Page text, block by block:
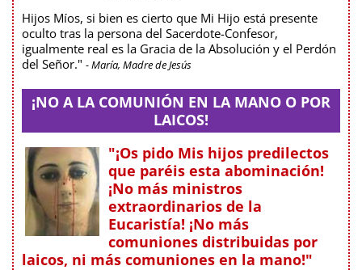
Hijos Míos, si bien es cierto que Mi Hijo está presente
oculto tras la persona del Sacerdote-Confesor,
igualmente real es la Gracia de la Absolución y el Perdón
del Señor." - María, Madre de Jesús
¡NO A LA COMUNIÓN EN LA MANO O POR
LAICOS!
"¡Os pido Mis hijos predilectos
que paréis esta abominación!
¡No más ministros
extraordinarios de la
Eucaristía! ¡No más
comuniones distribuidas por
laicos, ni más comuniones en la mano!"